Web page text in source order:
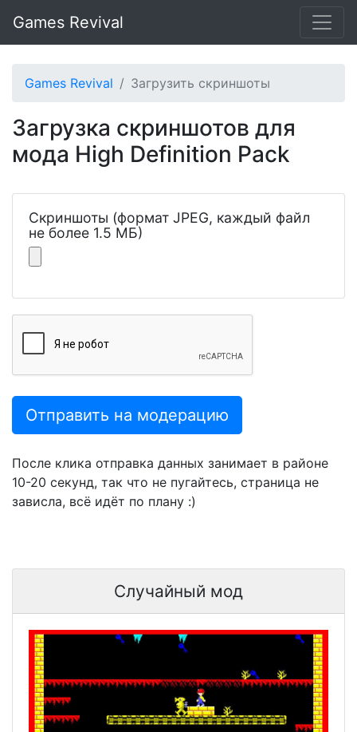
Games Revival
Games Revival Загрузить скриншоты
Загрузка скриншотов для
мода High Definition Pack
Скриншоты (формат JPEG, каждый файл
не более 1.5 МБ)
Отправить на модерацию
После клика отправка данных занимает в районе
10-20 секунд, так что не пугайтесь, страница не
зависла, всё идёт по плану :)
Случайный мод